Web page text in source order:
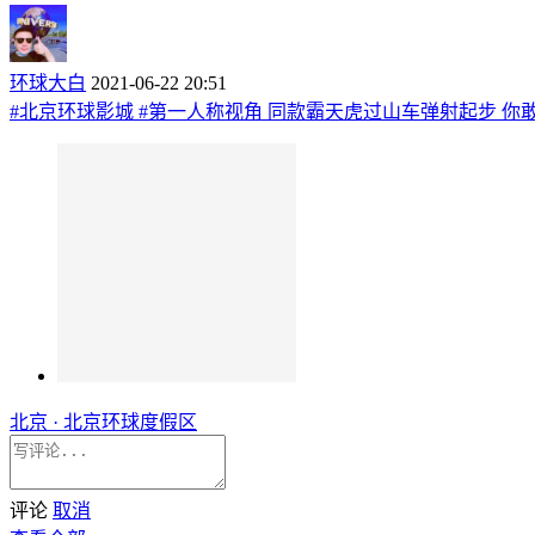
环球大白 2021-06-22 20:51
#北京环球影城 #第一人称视角 同款霸天虎过山车弹射起步 你
北京 · 北京环球度假区
评论 取消